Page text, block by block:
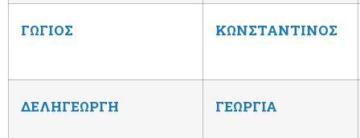
ΓΩΓΙΟΣ ΚΩΝΣΤΑΝΤΙΝΟΣ
ΔΕΛΗΓΕΩΡΓΗ ΓΕΩΡΓΙΑ